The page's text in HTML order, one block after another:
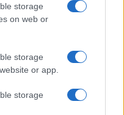
storage
on web or
storage
or app.
storage
tiene
tablero político.
competitiva
mantiene